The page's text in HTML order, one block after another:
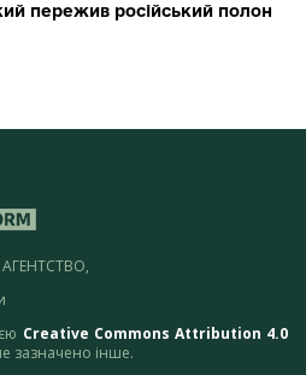
пережив російський полон
Creative Commons Attribution 4.0
зазначено інше.